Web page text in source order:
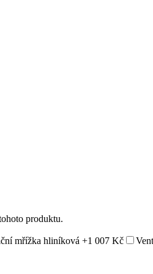
produktu.
mřížka hliníková +1 007 Kč